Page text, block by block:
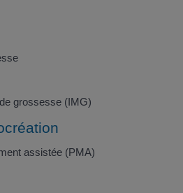
grossesse (IMG)
assistée (PMA)